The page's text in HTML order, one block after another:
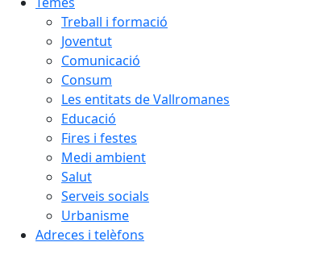
Treball i formació
Joventut
Comunicació
Consum
Les entitats de Vallromanes
Educació
Fires i festes
Medi ambient
Salut
Serveis socials
Urbanisme
Adreces i telèfons